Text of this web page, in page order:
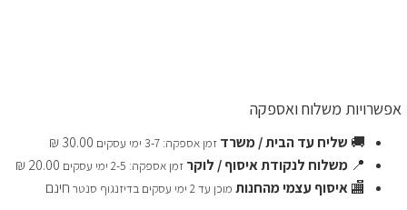
אפשרויות משלוח ואספקה
🚚 שליח עד הבית / משרד זמן אספקה: 3-7 ימי עסקים
30.00 ₪
📍 משלוח לנקודת איסוף / לוקר זמן אספקה: 2-5 ימי עסקים
20.00 ₪
🏬איסוף עצמי מהחנות מוכן עד 2 ימי עסקים בדיזנגוף סנטר חינם